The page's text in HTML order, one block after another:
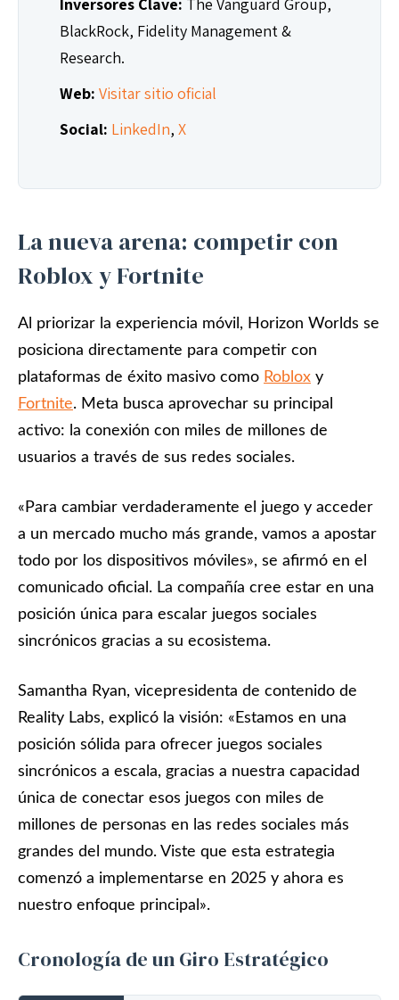
Inversores Clave: The Vanguard Group,
BlackRock, Fidelity Management &
Research.
Web: Visitar sitio oficial
Social: LinkedIn, X
La nueva arena: competir con
Roblox y Fortnite
Al priorizar la experiencia móvil, Horizon Worlds se
posiciona directamente para competir con
plataformas de éxito masivo como Roblox y
Fortnite. Meta busca aprovechar su principal
activo: la conexión con miles de millones de
usuarios a través de sus redes sociales.
«Para cambiar verdaderamente el juego y acceder
a un mercado mucho más grande, vamos a apostar
todo por los dispositivos móviles», se afirmó en el
comunicado oficial. La compañía cree estar en una
posición única para escalar juegos sociales
sincrónicos gracias a su ecosistema.
Samantha Ryan, vicepresidenta de contenido de
Reality Labs, explicó la visión: «Estamos en una
posición sólida para ofrecer juegos sociales
sincrónicos a escala, gracias a nuestra capacidad
única de conectar esos juegos con miles de
millones de personas en las redes sociales más
grandes del mundo. Viste que esta estrategia
comenzó a implementarse en 2025 y ahora es
nuestro enfoque principal».
Cronología de un Giro Estratégico